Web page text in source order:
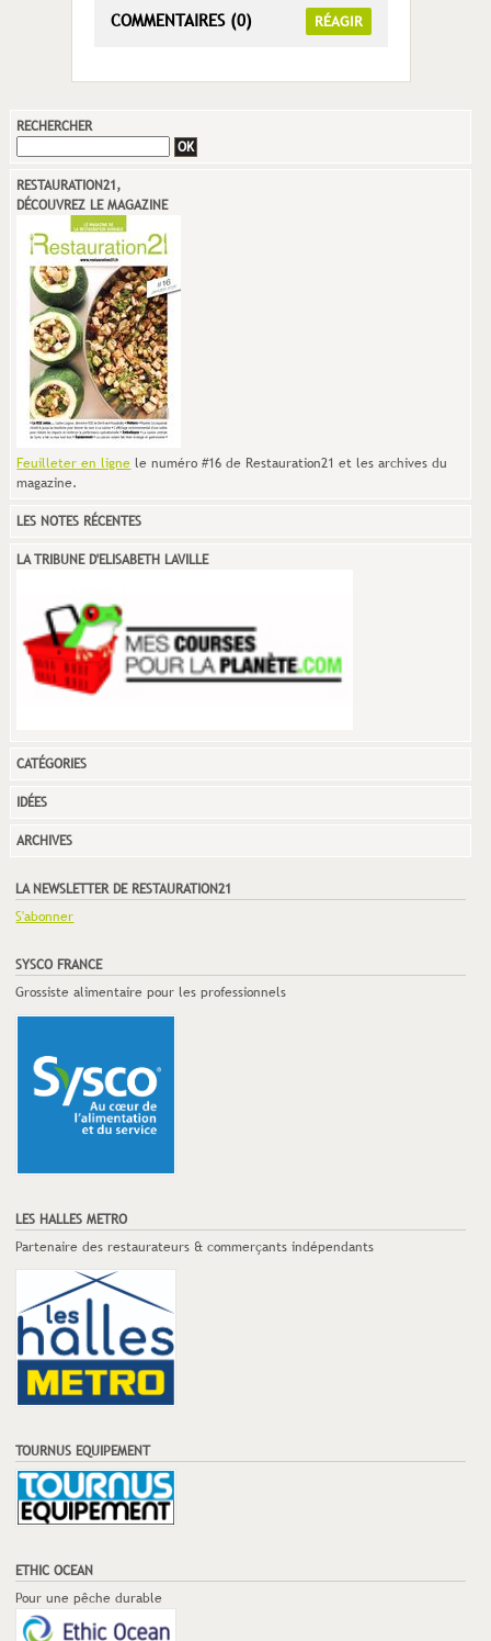
COMMENTAIRES (0) RÉAGIR
RECHERCHER
RESTAURATION21,
DÉCOUVREZ LE MAGAZINE
Feuilleter en ligne le numéro #16 de Restauration21 et les archives du
magazine.
LES NOTES RÉCENTES
LA TRIBUNE D'ELISABETH LAVILLE
CATÉGORIES
IDÉES
ARCHIVES
LA NEWSLETTER DE RESTAURATION21
S'abonner
SYSCO FRANCE
Grossiste alimentaire pour les professionnels
LES HALLES METRO
Partenaire des restaurateurs & commerçants indépendants
TOURNUS EQUIPEMENT
ETHIC OCEAN
Pour une pêche durable